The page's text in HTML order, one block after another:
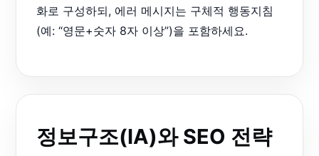
화로 구성하되, 에러 메시지는 구체적 행동지침
(예: “영문+숫자 8자 이상”)을 포함하세요.
정보구조(IA)와 SEO 전략